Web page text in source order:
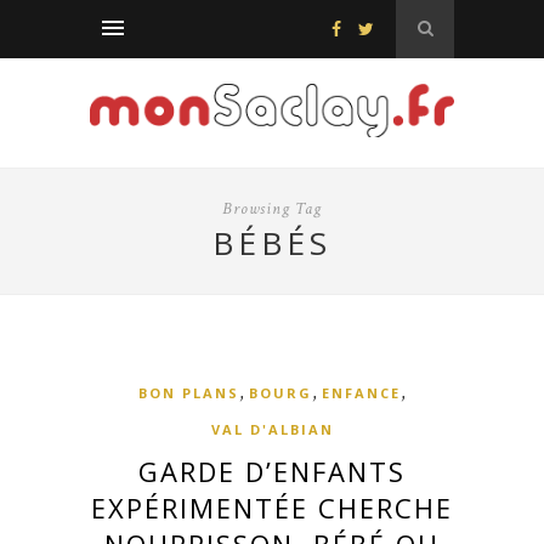
Browsing Tag
BÉBÉS
BON PLANS , BOURG , ENFANCE ,
VAL D'ALBIAN
GARDE D’ENFANTS
EXPÉRIMENTÉE CHERCHE